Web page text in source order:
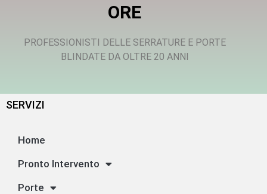
ORE
PROFESSIONISTI DELLE SERRATURE E PORTE
BLINDATE DA OLTRE 20 ANNI
SERVIZI
Home
Pronto Intervento
Porte